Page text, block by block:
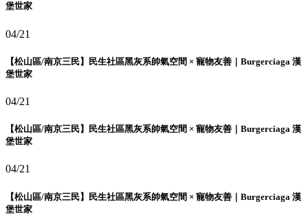
堡世家
04/21
【松山區/南京三民】民生社區黑灰系帥氣空間 × 寵物友善｜Burgerciaga 漢
堡世家
04/21
【松山區/南京三民】民生社區黑灰系帥氣空間 × 寵物友善｜Burgerciaga 漢
堡世家
04/21
【松山區/南京三民】民生社區黑灰系帥氣空間 × 寵物友善｜Burgerciaga 漢
堡世家